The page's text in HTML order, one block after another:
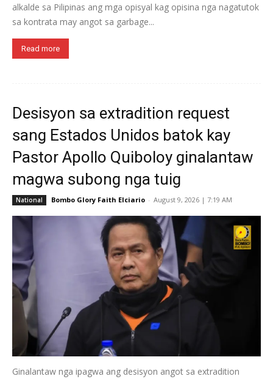
alkalde sa Pilipinas ang mga opisyal kag opisina nga nagatutok
sa kontrata may angot sa garbage...
Read more
Desisyon sa extradition request
sang Estados Unidos batok kay
Pastor Apollo Quiboloy ginalantaw
magwa subong nga tuig
National Bombo Glory Faith Elciario - August 9, 2026 | 7:19 AM
Ginalantaw nga ipagwa ang desisyon angot sa extradition